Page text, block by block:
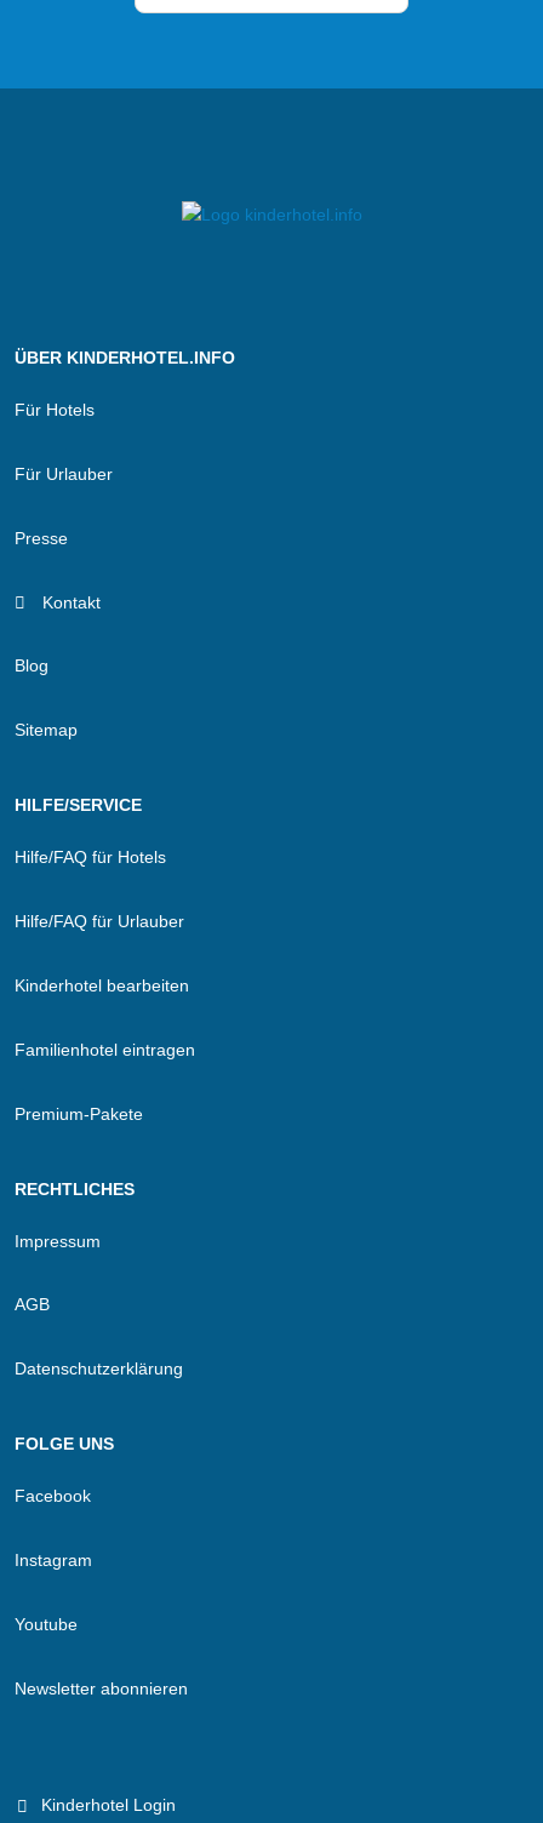
ÜBER KINDERHOTEL.INFO
Für Hotels
Für Urlauber
Presse
Kontakt
Blog
Sitemap
HILFE/SERVICE
Hilfe/FAQ für Hotels
Hilfe/FAQ für Urlauber
Kinderhotel bearbeiten
Familienhotel eintragen
Premium-Pakete
RECHTLICHES
Impressum
AGB
Datenschutzerklärung
FOLGE UNS
Facebook
Instagram
Youtube
Newsletter abonnieren
Kinderhotel Login